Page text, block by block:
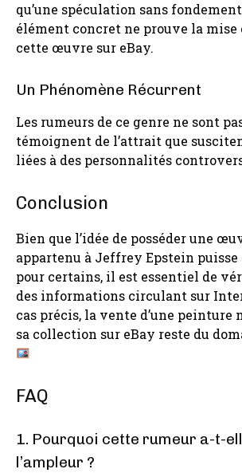
qu’une spéculation sans
élément concret ne prouve la mise
cette œuvre sur eBay.
Un Phénomène Récurrent
Les rumeurs de ce genre ne sont
témoignent de l’attrait que
liées à des personnalités
Conclusion
Bien que l’idée de posséder une
appartenu à Jeffrey Epstein
pour certains, il est essentiel de
des informations circulant sur
cas précis, la vente d’une peinture
sa collection sur eBay reste du
FAQ
1. Pourquoi cette rumeur a-t-
l’ampleur ?